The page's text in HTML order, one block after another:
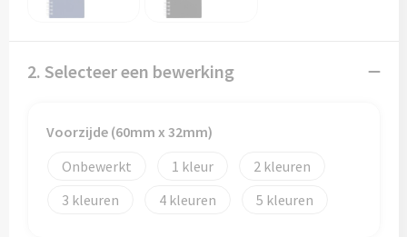
2. Selecteer een bewerking
Voorzijde (60mm x 32mm)
Onbewerkt
1
2
3
4 5